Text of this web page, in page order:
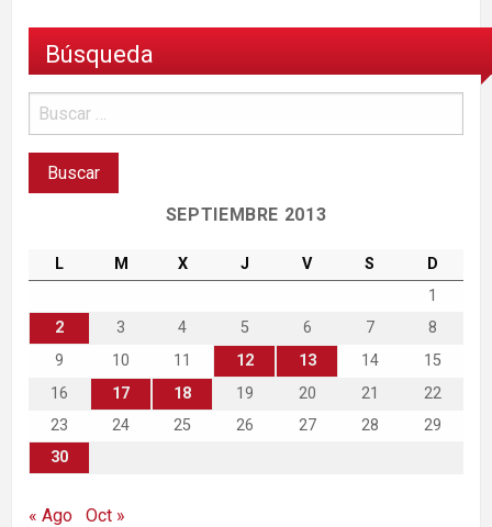
Búsqueda
SEPTIEMBRE 2013
L M X J V S
D
1
2
3 4 5 6 7
8
9
10 11 12 13 14
15
16
17 18 19 20 21
22
23
24 25 26 27 28
29
30
« Ago Oct »